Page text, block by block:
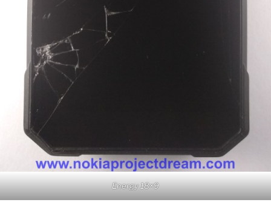
Energy 18×9